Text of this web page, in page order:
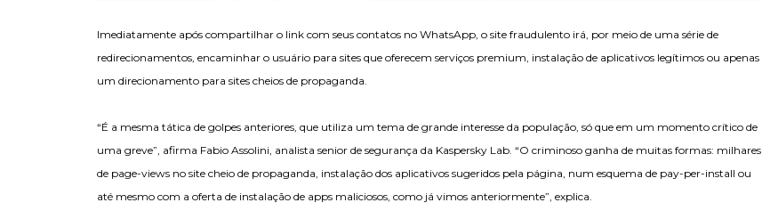
Imediatamente após compartilhar o link com seus contatos no WhatsApp, o site fraudulento irá, por meio de uma série de
redirecionamentos, encaminhar o usuário para sites que oferecem serviços premium, instalação de aplicativos legítimos ou apenas
um direcionamento para sites cheios de propaganda.
“É a mesma tática de golpes anteriores, que utiliza um tema de grande interesse da população, só que em um momento crítico de
uma greve”, afirma Fabio Assolini, analista senior de segurança da Kaspersky Lab. “O criminoso ganha de muitas formas: milhares
de page-views no site cheio de propaganda, instalação dos aplicativos sugeridos pela página, num esquema de pay-per-install ou
até mesmo com a oferta de instalação de apps maliciosos, como já vimos anteriormente”, explica.